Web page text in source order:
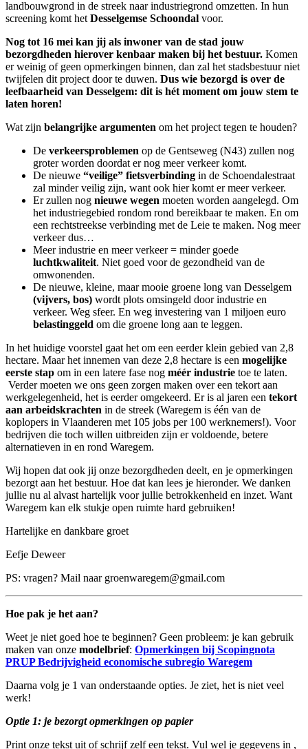
landbouwgrond in de streek naar industriegrond omzetten. In hun
screening komt hetDesselgemse Schoondal voor.
Nog tot 16 mei kan jij als inwoner van de stad jouw
bezorgdheden hierover kenbaar maken bij het bestuur. Komen
er weinig of geen opmerkingen binnen, dan zal het stadsbestuur niet
twijfelen dit project door te duwen. Dus wie bezorgd is over de
leefbaarheid van Desselgem: dit is hét moment om jouw stem te
laten horen!
Wat zijn belangrijke argumenten om het project tegen te houden?
De verkeersproblemen op de Gentseweg (N43) zullen nog
groter worden doordat er nog meer verkeer komt.
De nieuwe “veilige” fietsverbinding in de Schoendalestraat
zal minder veilig zijn, want ook hier komt er meer verkeer.
Er zullen nog nieuwe wegen moeten worden aangelegd. Om
het industriegebied rondom rond bereikbaar te maken. En om
een rechtstreekse verbinding met de Leie te maken. Nog meer
verkeer dus…
Meer industrie en meer verkeer = minder goede
luchtkwaliteit. Niet goed voor de gezondheid van de
omwonenden.
De nieuwe, kleine, maar mooie groene long van Desselgem
(vijvers, bos) wordt plots omsingeld door industrie en
verkeer. Weg sfeer. En weg investering van 1 miljoen euro
belastinggeld om die groene long aan te leggen.
In het huidige voorstel gaat het om een eerder klein gebied van 2,8
hectare. Maar het innemen van deze 2,8 hectare is een mogelijke
eerste stap om in een latere fase nog méér industrie toe te laten.
Verder moeten we ons geen zorgen maken over een tekort aan
werkgelegenheid, het is eerder omgekeerd. Er is al jaren een tekort
aan arbeidskrachten in de streek (Waregem is één van de
koplopers in Vlaanderen met 105 jobs per 100 werknemers!). Voor
bedrijven die toch willen uitbreiden zijn er voldoende, betere
alternatieven in en rond Waregem.
Wij hopen dat ook jij onze bezorgdheden deelt, en je opmerkingen
bezorgt aan het bestuur. Hoe dat kan lees je hieronder. We danken
jullie nu al alvast hartelijk voor jullie betrokkenheid en inzet. Want
Waregem kan elk stukje open ruimte hard gebruiken!
Hartelijke en dankbare groet
Eefje Deweer
PS: vragen? Mail naar groenwaregem@gmail.com
Hoe pak je het aan?
Weet je niet goed hoe te beginnen? Geen probleem: je kan gebruik
maken van onze modelbrief: Opmerkingen bij Scopingnota
PRUP Bedrijvigheid economische subregio Waregem
Daarna volg je 1 van onderstaande opties. Je ziet, het is niet veel
werk!
Optie 1: je bezorgt opmerkingen op papier
Print onze tekst uit of schrijf zelf een tekst. Vul wel je gegevens in ,